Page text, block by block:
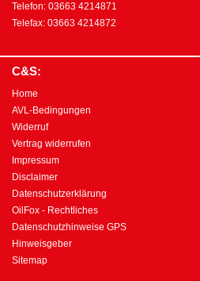
Telefon: 03663 4214871
Telefax: 03663 4214872
C&S:
Home
AVL-Bedingungen
Widerruf
Vertrag widerrufen
Impressum
Disclaimer
Datenschutzerklärung
OilFox - Rechtliches
Datenschutzhinweise GPS
Hinweisgeber
Sitemap